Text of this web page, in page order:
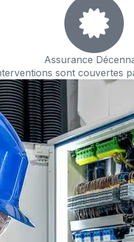
Assurance
sont couvertes